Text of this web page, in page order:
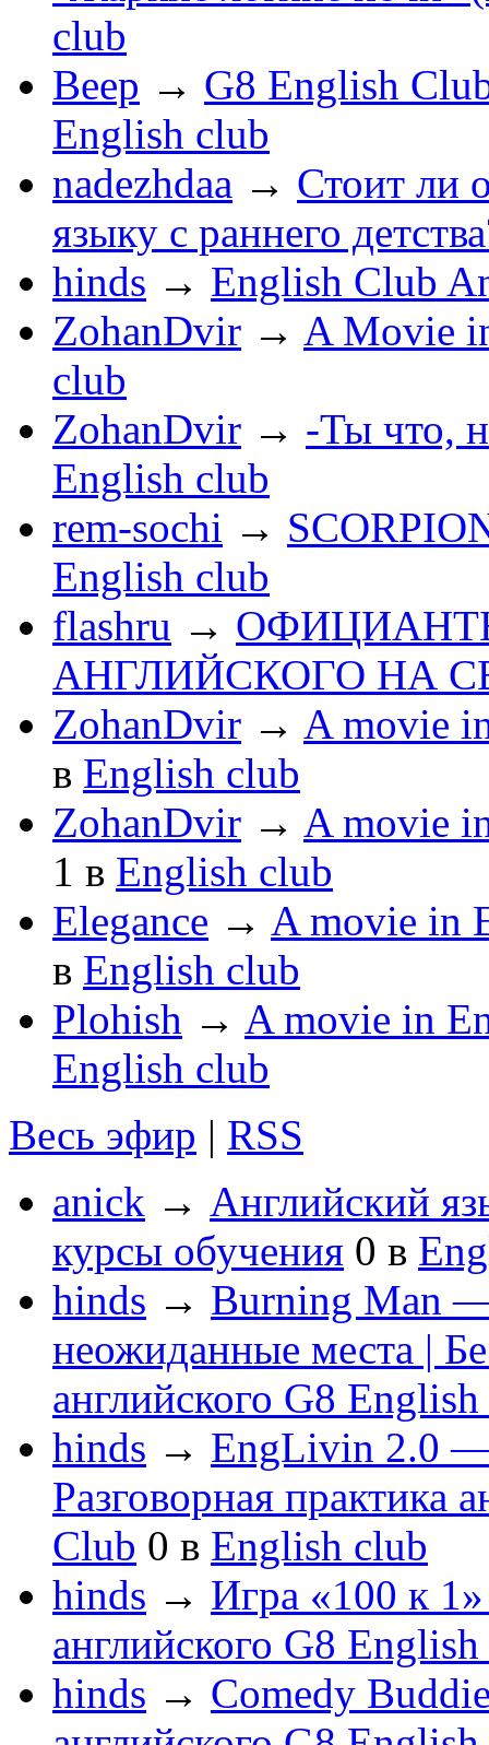
club
Beep → G8 English
English club
nadezhdaa → Стоит ли
языку с раннего
hinds → English Club
ZohanDvir → A Movie
club
ZohanDvir → -Ты что,
English club
rem-sochi →
English club
flashru →
АНГЛИЙСКОГО НА
ZohanDvir → A movie
в English club
ZohanDvir → A movie
1 в English club
Elegance → A movie in
в English club
Plohish → A movie in
English club
Весь эфир | RSS
anick → Английский
курсы обучения 0 в
hinds → Burning Man —
неожиданные места |
английского G8
hinds → EngLivin 2.0 —
Разговорная практика
Club 0 в English club
hinds → Игра «100 к 1»
английского G8
hinds → Comedy